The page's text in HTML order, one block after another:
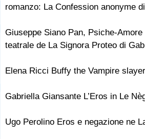
romanzo: La Confession anonyme
Giuseppe Siano Pan, Psiche-
teatrale de La Signora Proteo di
Elena Ricci Buffy the Vampire
Gabriella Giansante L’Eros in Le
Ugo Perolino Eros e negazione ne